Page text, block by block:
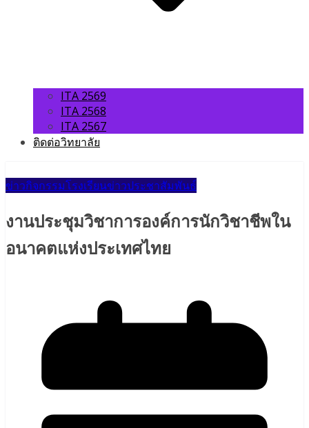
ITA 2569
ITA 2568
ITA 2567
ติดต่อวิทยาลัย
ข่าวกิจกรรมโรงเรียนข่าวประชาสัมพันธ์
งานประชุมวิชาการองค์การนักวิชาชีพใน
อนาคตแห่งประเทศไทย